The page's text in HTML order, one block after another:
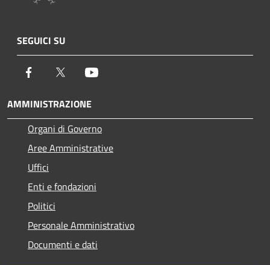
SEGUICI SU
Facebook Twitter
AMMINISTRAZIONE
Organi di Governo
Aree Amministrative
Uffici
Enti e fondazioni
Politici
Personale Amministrativo
Documenti e dati